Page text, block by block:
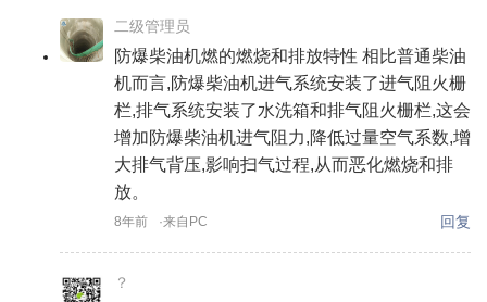
二级管理员
防爆柴油机燃的燃烧和排放特性 相比普通柴油
机而言,防爆柴油机进气系统安装了进气阻火栅
栏,排气系统安装了水洗箱和排气阻火栅栏,这会
增加防爆柴油机进气阻力,降低过量空气系数,增
大排气背压,影响扫气过程,从而恶化燃烧和排
放。
8年前 ·来自PC 回复
？